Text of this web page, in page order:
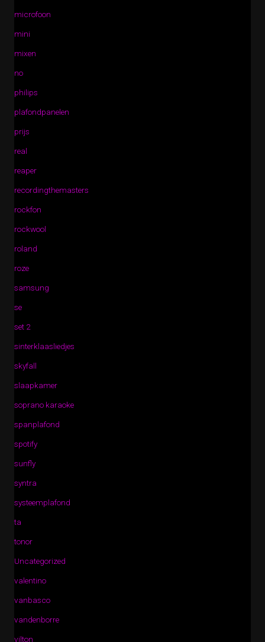
microfoon
mini
mixen
no
philips
plafondpanelen
prijs
real
reaper
recordingthemasters
rockfon
rockwool
roland
roze
samsung
se
set 2
sinterklaasliedjes
skyfall
slaapkamer
soprano karaoke
spanplafond
spotify
sunfly
syntra
systeemplafond
ta
tonor
Uncategorized
valentino
vanbasco
vandenborre
vilton